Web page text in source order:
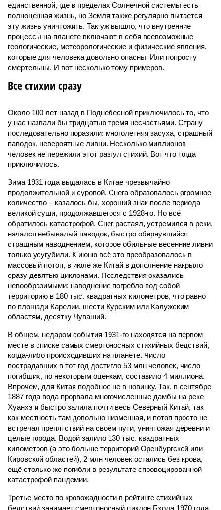
единственной, где в пределах Солнечной системы есть
полноценная жизнь, но Земля также регулярно пытается
эту жизнь уничтожить. Так уж вышло, что внутренние
процессы на планете включают в себя всевозможные
геологические, метеорологические и физические явления,
которые для человека довольно опасны. Или попросту
смертельны. И вот несколько тому примеров.
Все стихии сразу
Около 100 лет назад в Поднебесной приключилось то, что
у нас назвали бы тридцатью тремя несчастьями. Страну
последовательно поразили: многолетняя засуха, страшный
паводок, невероятные ливни. Несколько миллионов
человек не пережили этот разгул стихий. Вот что тогда
приключилось.
Зима 1931 года выдалась в Китае чрезвычайно
продолжительной и суровой. Снега образовалось огромное
количество – казалось бы, хороший знак после периода
великой суши, продолжавшегося с 1928-го. Но всё
обратилось катастрофой. Снег растаял, устремился в реки,
начался небывалый паводок, быстро обернувшийся
страшным наводнением, которое обильные весенние ливни
только усугубили. К июню всё это преобразовалось в
массовый потоп, в июле же Китай в дополнение накрыло
сразу девятью циклонами. Последствия оказались
невообразимыми: наводнение погребло под собой
территорию в 180 тыс. квадратных километров, что равно
по площади Карелии, шести Курским или Калужским
областям, десятку Чуваший.
В общем, недаром события 1931-го находятся на первом
месте в списке самых смертоносных стихийных бедствий,
когда-либо происходивших на планете. Число
пострадавших в тот год достигло 53 млн человек, число
погибших, по некоторым оценкам, составило 4 миллиона.
Впрочем, для Китая подобное не в новинку. Так, в сентябре
1887 года вода прорвала многочисленные дамбы на реке
Хуанхэ и быстро залила почти весь Северный Китай, так
как местность там довольно низменная, и потоп просто не
встречал препятствий на своём пути, уничтожая деревни и
целые города. Водой залило 130 тыс. квадратных
километров (а это больше территорий Оренбургской или
Кировской областей), 2 млн человек остались без крова,
ещё столько же погибли в результате спровоцированной
катастрофой пандемии.
Третье место по кровожадности в рейтинге стихийных
бедствий занимает смертоносный циклон Бхола 1970 года,